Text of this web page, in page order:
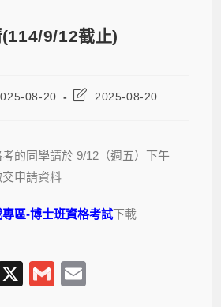
9/12截止)
08-20 2025-08-20
的同學請於 9/12（週五）下午
申請資料
專區-博士班資格考試下載
T
X
G